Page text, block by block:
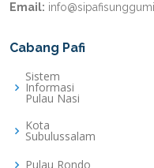
Email:
Cabang Pafi
Sistem
Informasi
Pulau Nasi
Kota
Subulussalam
Pulau Rondo